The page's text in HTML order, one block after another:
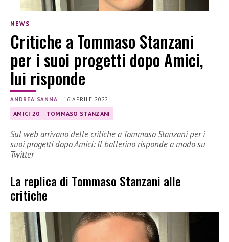
NEWS
Critiche a Tommaso Stanzani
per i suoi progetti dopo Amici,
lui risponde
ANDREA SANNA | 16 APRILE 2022
AMICI 20 TOMMASO STANZANI
Sul web arrivano delle critiche a Tommaso Stanzani per i
suoi progetti dopo Amici: Il ballerino risponde a modo su
Twitter
La replica di Tommaso Stanzani alle
critiche